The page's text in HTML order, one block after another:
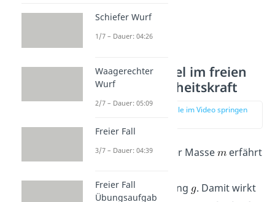
Beispiel Kugel im freien
Fall mit Trägheitskraft
zur Stelle im Video springen
Eine Kugel mit der Masse
erfährt
Erdbeschleunigung
. Damit wirkt
Schiefer Wurf
1/7 – Dauer: 04:26
Waagerechter
Wurf
2/7 – Dauer: 05:09
Freier Fall
3/7 – Dauer: 04:39
Freier Fall
Übungsaufgab